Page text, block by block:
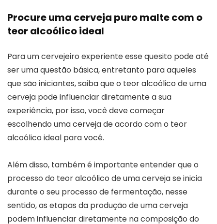
Procure uma cerveja puro malte com o
teor alcoólico ideal
Para um cervejeiro experiente esse quesito pode até
ser uma questão básica, entretanto para aqueles
que são iniciantes, saiba que o teor alcoólico de uma
cerveja pode influenciar diretamente a sua
experiência, por isso, você deve começar
escolhendo uma cerveja de acordo com o teor
alcoólico ideal para você.
Além disso, também é importante entender que o
processo do teor alcoólico de uma cerveja se inicia
durante o seu processo de fermentação, nesse
sentido, as etapas da produção de uma cerveja
podem influenciar diretamente na composição do